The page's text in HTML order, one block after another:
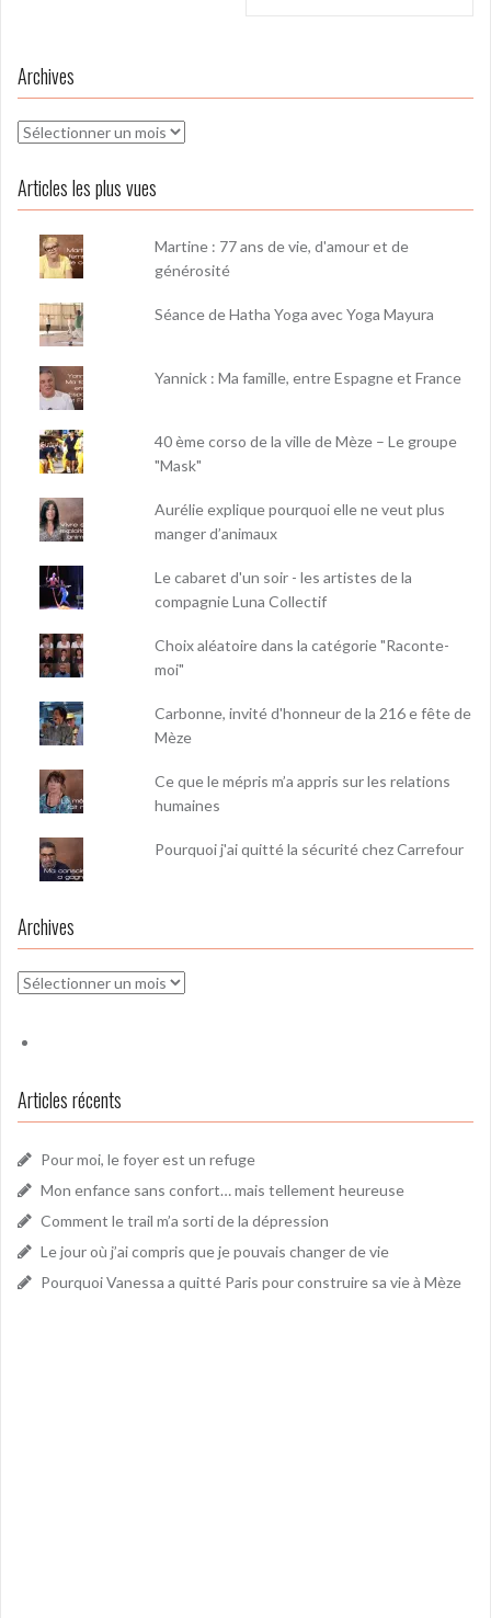
Archives
Archives
Articles les plus vues
Martine : 77 ans de vie, d'amour et de
générosité
Séance de Hatha Yoga avec Yoga Mayura
Yannick : Ma famille, entre Espagne et France
40 ème corso de la ville de Mèze – Le groupe
"Mask"
Aurélie explique pourquoi elle ne veut plus
manger d’animaux
Le cabaret d'un soir - les artistes de la
compagnie Luna Collectif
Choix aléatoire dans la catégorie "Raconte-
moi"
Carbonne, invité d'honneur de la 216 e fête de
Mèze
Ce que le mépris m’a appris sur les relations
humaines
Pourquoi j'ai quitté la sécurité chez Carrefour
Archives
Archives
Articles récents
Pour moi, le foyer est un refuge
Mon enfance sans confort… mais tellement heureuse
Comment le trail m’a sorti de la dépression
Le jour où j’ai compris que je pouvais changer de vie
Pourquoi Vanessa a quitté Paris pour construire sa vie à Mèze